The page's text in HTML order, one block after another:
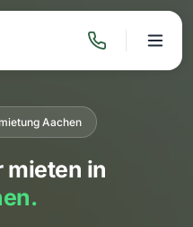
Aachen
mieten in